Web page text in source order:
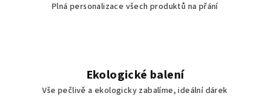
Plná personalizace všech produktů na přání
Ekologické balení
Vše pečlivě a ekologicky zabalíme, ideální dárek